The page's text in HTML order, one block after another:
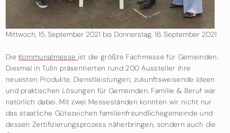
Mittwoch, 15. September 2021 bis Donnerstag, 16. September 2021
Die Kommunalmesse ist die größte Fachmesse für Gemeinden.
Diesmal in Tulln präsentierten rund 200 Aussteller ihre
neuesten Produkte, Dienstleistungen, zukunftsweisende Ideen
und praktischen Lösungen für Gemeinden. Familie & Beruf war
natürlich dabei. Mit zwei Messeständen konnten wir nicht nur
das staatliche Gütezeichen familienfreundlichegemeinde und
dessen Zertifizierungsprozess näherbringen, sondern auch die